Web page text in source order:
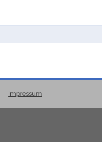
Impressum